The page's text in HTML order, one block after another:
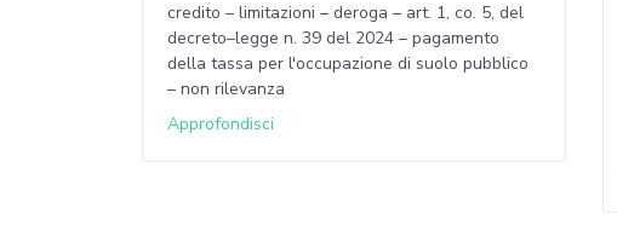
credito – limitazioni – deroga – art. 1, co. 5, del
decreto–legge n. 39 del 2024 – pagamento
della tassa per l'occupazione di suolo pubblico
– non rilevanza
Approfondisci